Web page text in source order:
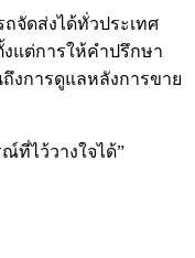
จัดส่งได้ทั่วประเทศ
งแต่การให้คำปรึกษา
งการดูแลหลังการขาย
ที่ไว้วางใจได้”